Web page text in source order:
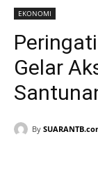
EKONOMI
Gelar
By